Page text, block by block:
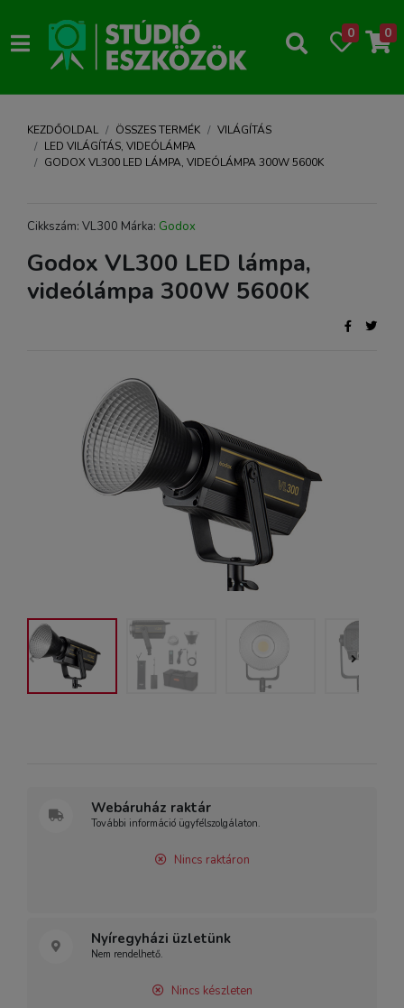
0 0
KEZDŐOLDAL ÖSSZES TERMÉK
VILÁGÍTÁS
LED VILÁGÍTÁS, VIDEÓLÁMPA
GODOX VL300 LED LÁMPA, VIDEÓLÁMPA 300W 5600K
Cikkszám: VL300 Márka: Godox
Godox VL300 LED lámpa,
videólámpa 300W 5600K
Webáruház raktár
További információ ügyfélszolgálaton.
Nincs raktáron
Nyíregyházi üzletünk
Nem rendelhető.
Nincs készleten